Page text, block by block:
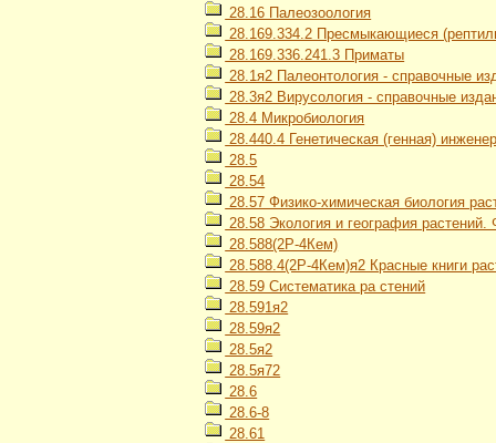
28.16 Палеозоология
28.169.334.2 Пресмыкающиеся
28.169.336.241.3 Приматы
28.1я2 Палеонтология - справочные
28.3я2 Вирусология - справочные
28.4 Микробиология
28.440.4 Генетическая (генная)
28.5
28.54
28.57 Физико-химическая биология
28.58 Экология и география растений.
28.588(2Р-4Кем)
28.588.4(2Р-4Кем)я2 Красные книги
28.59 Систематика ра стений
28.591я2
28.59я2
28.5я2
28.5я72
28.6
28.6-8
28.61